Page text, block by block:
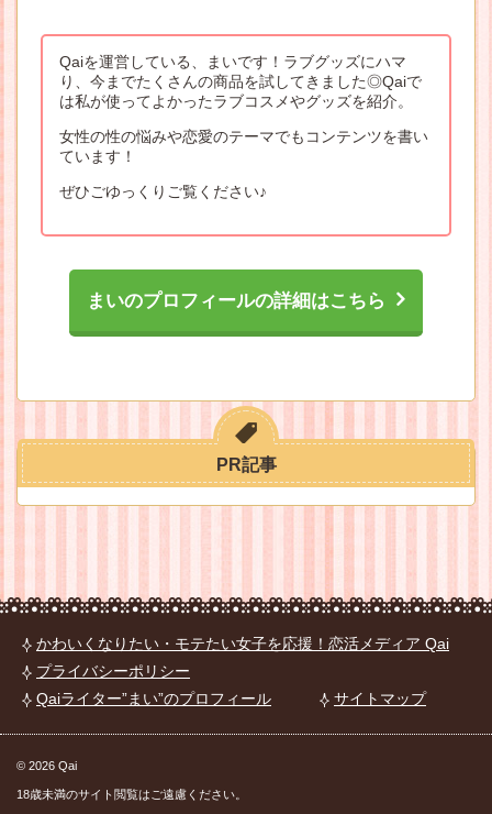
Qaiを運営している、まいです！ラブグッズにハマ
り、今までたくさんの商品を試してきました◎Qaiで
は私が使ってよかったラブコスメやグッズを紹介。
女性の性の悩みや恋愛のテーマでもコンテンツを書い
ています！
ぜひごゆっくりご覧ください♪
まいのプロフィールの詳細はこちら
PR記事
かわいくなりたい・モテたい女子を応援！恋活メディア Qai
プライバシーポリシー
Qaiライター”まい”のプロフィール
サイトマップ
© 2026 Qai
18歳未満のサイト閲覧はご遠慮ください。